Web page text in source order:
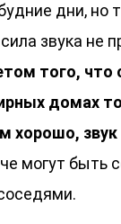
дни, но
звука не
того, что
домах
хорошо,
могут быть